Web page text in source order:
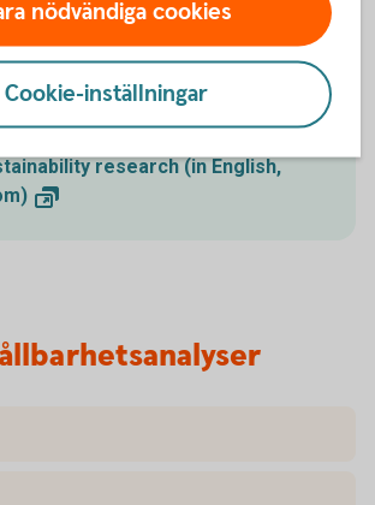
analysis in English
research (in English,
nödvändiga cookies
Cookie-inställningar